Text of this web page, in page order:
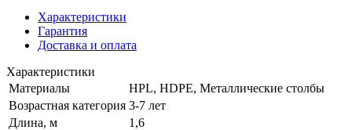
Характеристики
Гарантия
Доставка и оплата
Характеристики
Материалы
HPL, HDPE, Металлические столбы
Возрастная категория 3-7 лет
Длина, м
1,6